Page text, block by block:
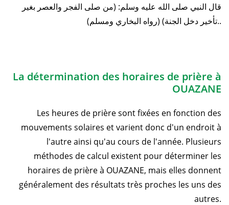
قال النبي صلى الله عليه وسلم: (من صلى الفجر والعصر بغير
تأخير دخل الجنة) (رواه البخاري ومسلم)..
La détermination des horaires de prière à
OUAZANE
Les heures de prière sont fixées en fonction des
mouvements solaires et varient donc d'un endroit à
l'autre ainsi qu'au cours de l'année. Plusieurs
méthodes de calcul existent pour déterminer les
horaires de prière à OUAZANE, mais elles donnent
généralement des résultats très proches les uns des
autres.